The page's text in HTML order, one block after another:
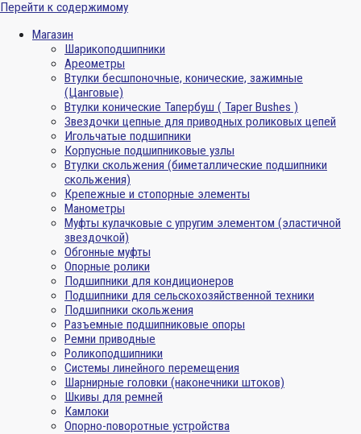
Перейти к содержимому
Магазин
Шарикоподшипники
Ареометры
Втулки бесшпоночные, конические, зажимные
(Цанговые)
Втулки конические Тапербуш ( Taper Bushes )
Звездочки цепные для приводных роликовых цепей
Игольчатые подшипники
Корпусные подшипниковые узлы
Втулки скольжения (биметаллические подшипники
скольжения)
Крепежные и стопорные элементы
Манометры
Муфты кулачковые с упругим элементом (эластичной
звездочкой)
Обгонные муфты
Опорные ролики
Подшипники для кондиционеров
Подшипники для сельскохозяйственной техники
Подшипники скольжения
Разъемные подшипниковые опоры
Ремни приводные
Роликоподшипники
Системы линейного перемещения
Шарнирные головки (наконечники штоков)
Шкивы для ремней
Камлоки
Опорно-поворотные устройства